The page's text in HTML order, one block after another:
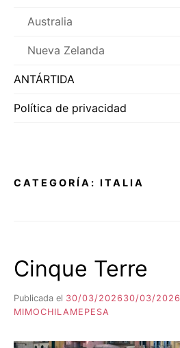
Australia
Nueva Zelanda
ANTÁRTIDA
Política de privacidad
CATEGORÍA: ITALIA
Cinque Terre
Publicada el 30/03/2026 30/03/2026
MIMOCHILAMEPESA